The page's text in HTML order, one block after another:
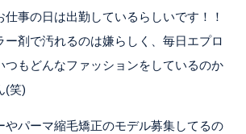
事の日は出勤しているらしいです！！
ー剤で汚れるのは嫌らしく、毎日エプロ
つもどんなファッションをしているのか
(笑)
やパーマ縮毛矯正のモデル募集してるの